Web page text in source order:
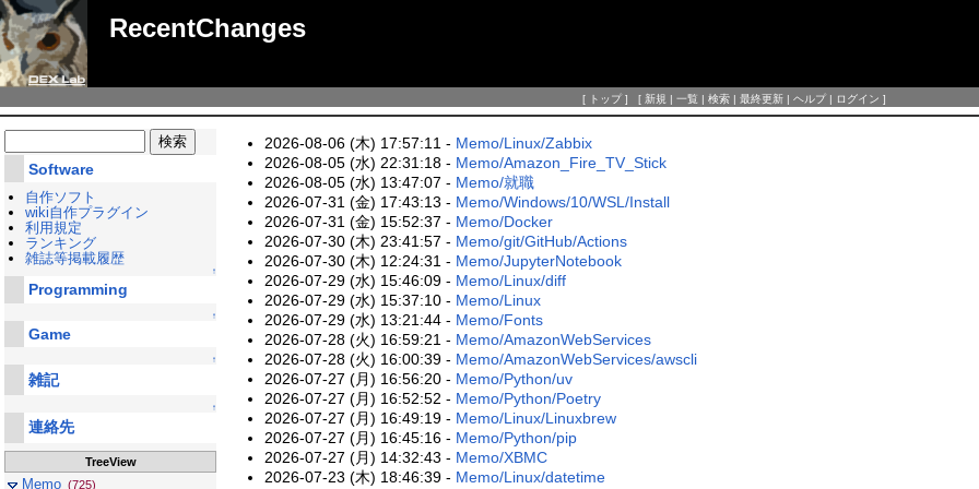
RecentChanges
[ トップ] [ 新規 | 一覧 | 検索 | 最終更新 | ヘルプ| ログイン ]
2026-08-06 (木) 17:57:11 - Memo/Linux/Zabbix
2026-08-05 (水) 22:31:18 - Memo/Amazon_Fire_TV_Stick
2026-08-05 (水) 13:47:07 - Memo/就職
2026-07-31 (金) 17:43:13 - Memo/Windows/10/WSL/Install
2026-07-31 (金) 15:52:37 - Memo/Docker
2026-07-30 (木) 23:41:57 - Memo/git/GitHub/Actions
2026-07-30 (木) 12:24:31 - Memo/JupyterNotebook
2026-07-29 (水) 15:46:09 - Memo/Linux/diff
2026-07-29 (水) 15:37:10 - Memo/Linux
2026-07-29 (水) 13:21:44 - Memo/Fonts
2026-07-28 (火) 16:59:21 - Memo/AmazonWebServices
2026-07-28 (火) 16:00:39 - Memo/AmazonWebServices/awscli
2026-07-27 (月) 16:56:20 - Memo/Python/uv
2026-07-27 (月) 16:52:52 - Memo/Python/Poetry
2026-07-27 (月) 16:49:19 - Memo/Linux/Linuxbrew
2026-07-27 (月) 16:45:16 - Memo/Python/pip
2026-07-27 (月) 14:32:43 - Memo/XBMC
2026-07-23 (木) 18:46:39 - Memo/Linux/datetime
Software
自作ソフト
wiki自作プラグイン
利用規定
ランキング
雑誌等掲載履歴
↑
Programming
↑
Game
↑
雑記
↑
連絡先
TreeView
Memo (725)